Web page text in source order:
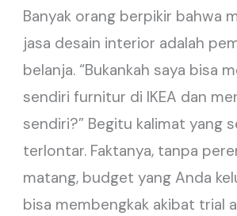
Banyak orang berpikir bahwa
jasa desain interior adalah
belanja. “Bukankah saya bisa
sendiri furnitur di IKEA dan
sendiri?” Begitu kalimat yang
terlontar. Faktanya, tanpa
matang, budget yang Anda
bisa membengkak akibat trial
Desain
Interior
Itu
Penting?